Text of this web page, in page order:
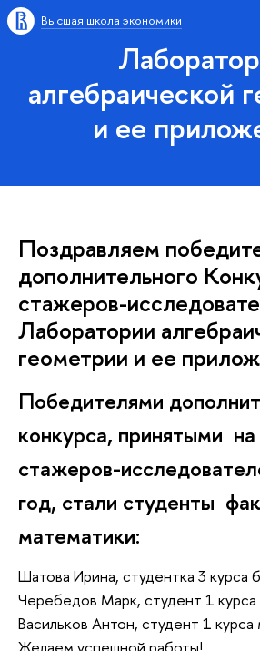
Высшая школа экономики
алгебраической
и ее
Поздравляем
дополнительного
стажеров-
Лаборатории
геометрии и ее
Победителями
конкурса, принятыми
стажеров-
год, стали студенты
математики:
Шатова Ирина, студентка 3 курса
Черебедов Марк, студент 1 курса
Васильков Антон, студент 1 курса